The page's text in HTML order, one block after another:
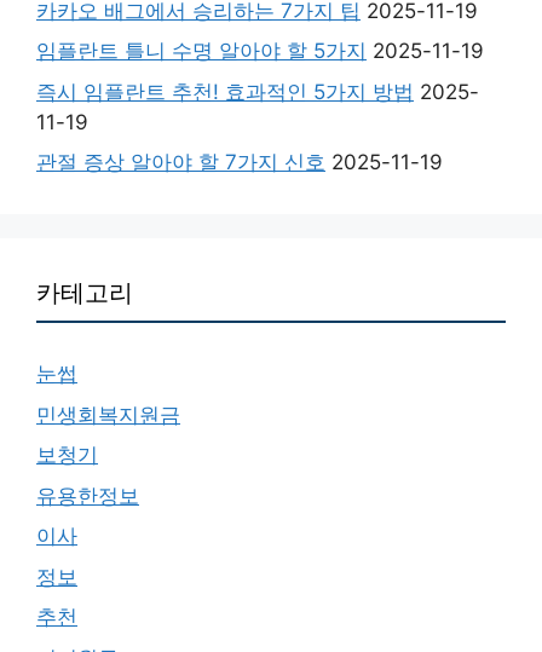
카카오 배그에서 승리하는 7가지 팁 2025-11-19
임플란트 틀니 수명 알아야 할 5가지 2025-11-19
즉시 임플란트 추천! 효과적인 5가지 방법 2025-
11-19
관절 증상 알아야 할 7가지 신호 2025-11-19
카테고리
눈썹
민생회복지원금
보청기
유용한정보
이사
정보
추천